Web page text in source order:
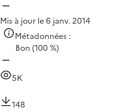
Mis à jour le 6 janv. 2014
Métadonnées :
Bon (100 %)
5K
148